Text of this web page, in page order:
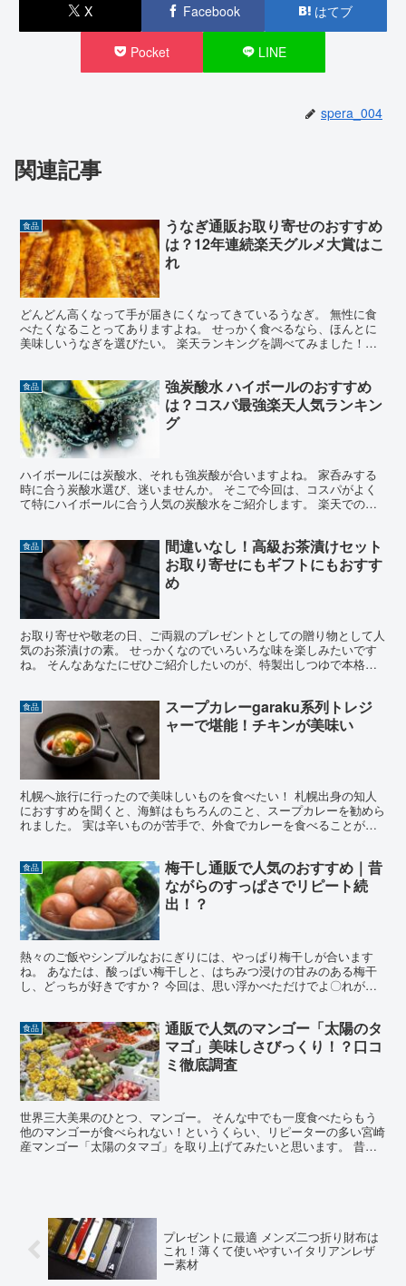
X Facebook はてブ
Pocket LINE
spera_004
関連記事
食品
うなぎ通販お取り寄せのおすすめ
は？12年連続楽天グルメ大賞はこ
れ
どんどん高くなって手が届きにくなってきているうなぎ。 無性に食
べたくなることってありますよね。 せっかく食べるなら、ほんとに
美味しいうなぎを選びたい。 楽天ランキングを調べてみました！！
食品
強炭酸水 ハイボールのおすすめ
は？コスパ最強楽天人気ランキン
グ
ハイボールには炭酸水、それも強炭酸が合いますよね。 家呑みする
時に合う炭酸水選び、迷いませんか。 そこで今回は、コスパがよく
て特にハイボールに合う人気の炭酸水をご紹介します。 楽天でのラ
食品
間違いなし！高級お茶漬けセット
お取り寄せにもギフトにもおすす
め
お取り寄せや敬老の日、ご両親のプレゼントとしての贈り物として人
気のお茶漬けの素。 せっかくなのでいろいろな味を楽しみたいです
ね。 そんなあなたにぜひご紹介したいのが、特製出しつゆで本格的
食品
スープカレーgaraku系列トレジ
ャーで堪能！チキンが美味い
札幌へ旅行に行ったので美味しいものを食べたい！ 札幌出身の知人
におすすめを聞くと、海鮮はもちろんのこと、スープカレーを勧めら
れました。 実は辛いものが苦手で、外食でカレーを食べることが少
食品
梅干し通販で人気のおすすめ｜昔
ながらのすっぱさでリピート続
出！？
熱々のご飯やシンプルなおにぎりには、やっぱり梅干しが合います
ね。 あなたは、酸っぱい梅干しと、はちみつ浸けの甘みのある梅干
し、どっちが好きですか？ 今回は、思い浮かべただけでよ〇れがで
食品
通販で人気のマンゴー「太陽のタ
マゴ」美味しさびっくり！？口コ
ミ徹底調査
世界三大美果のひとつ、マンゴー。 そんな中でも一度食べたらもう
他のマンゴーが食べられない！というくらい、リピーターの多い宮崎
産マンゴー「太陽のタマゴ」を取り上げてみたいと思います。 昔食
プレゼントに最適 メンズ二つ折り財布は
これ！薄くて使いやすいイタリアンレザ
ー素材